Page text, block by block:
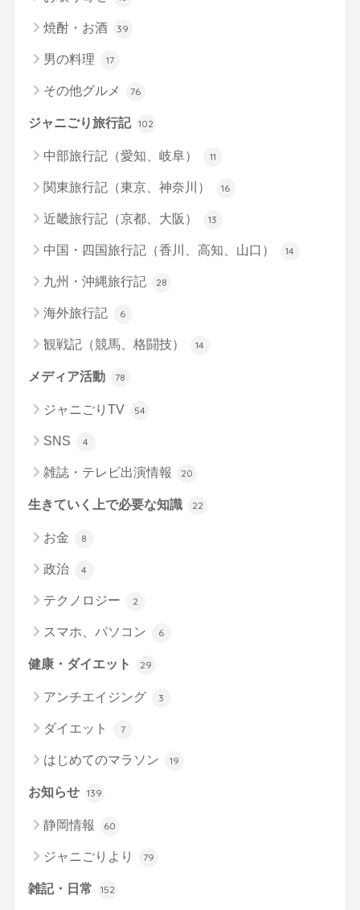
焼酎・お酒 39
男の料理 17
その他グルメ 76
ジャニごり旅行記 102
中部旅行記（愛知、岐阜） 11
関東旅行記（東京、神奈川） 16
近畿旅行記（京都、大阪） 13
中国・四国旅行記（香川、高知、山口） 14
九州・沖縄旅行記 28
海外旅行記 6
観戦記（競馬、格闘技） 14
メディア活動 78
ジャニごりTV 54
SNS 4
雑誌・テレビ出演情報 20
生きていく上で必要な知識 22
お金 8
政治 4
テクノロジー 2
スマホ、パソコン 6
健康・ダイエット 29
アンチエイジング 3
ダイエット 7
はじめてのマラソン 19
お知らせ 139
静岡情報 60
ジャニごりより 79
雑記・日常 152